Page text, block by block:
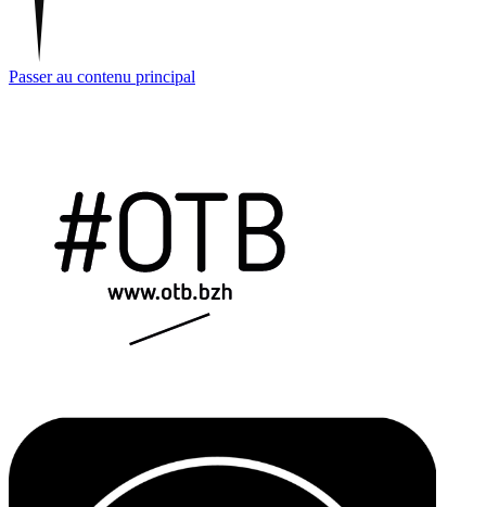
Passer au contenu principal